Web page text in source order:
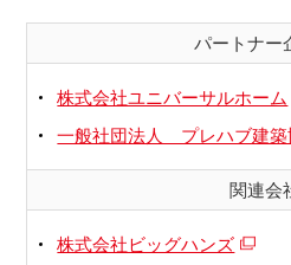
パートナー
株式会社ユニバーサルホーム
一般社団法人 プレハブ建築
関連会
株式会社ビッグハンズ